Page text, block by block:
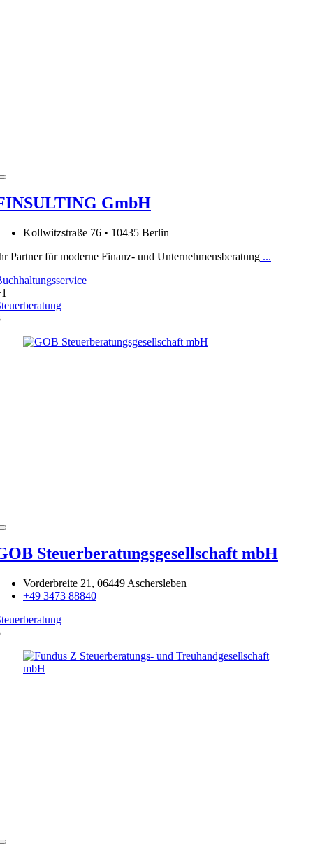
GmbH
Kollwitzstraße 76 • 10435 Berlin
Partner für moderne Finanz- und Unternehmensberatung ...
Steuerberatungsgesellschaft mbH
Vorderbreite 21, 06449 Aschersleben
+49 3473 88840